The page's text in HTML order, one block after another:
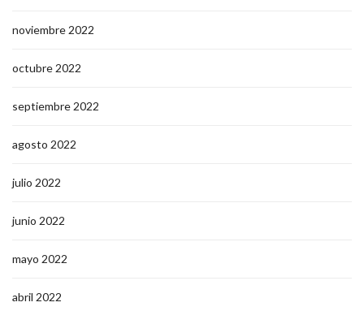
noviembre 2022
octubre 2022
septiembre 2022
agosto 2022
julio 2022
junio 2022
mayo 2022
abril 2022